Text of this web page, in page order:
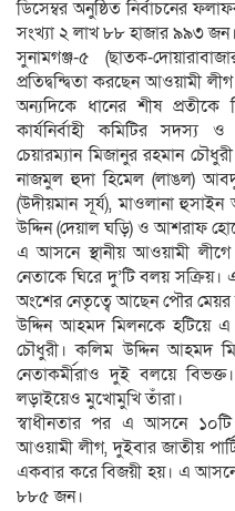
ডিসেম্বর অনুষ্ঠিত নির্বাচনের
সংখ্যা ২ লাখ ৮৮ হাজার ৯৯৩ জন।
সুনামগঞ্জ-৫ (ছাতক-
প্রতিদ্বন্দ্বিতা করছেন আওয়ামী
অন্যদিকে ধানের শীষ প্রতীকে
কার্যনির্বাহী কমিটির
চেয়ারম্যান মিজানুর রহমান
নাজমুল হুদা হিমেল (লাঙল)
(উদীয়মান সূর্য), মাওলানা
উদ্দিন (দেয়াল ঘড়ি) ও আশরাফ
এ আসনে স্থানীয় আওয়ামী লীগে
নেতাকে ঘিরে দু’টি বলয়
অংশের নেতৃত্বে আছেন পৌর
উদ্দিন আহমদ মিলনকে হটিয়ে এ
চৌধুরী। কলিম উদ্দিন আহমদ
নেতাকর্মীরাও দুই বলয়ে
লড়াইয়েও মুখোমুখি তাঁরা।
স্বাধীনতার পর এ আসনে ১০টি
আওয়ামী লীগ, দুইবার জাতীয়
একবার করে বিজয়ী হয়। এ
৮৮৫ জন।